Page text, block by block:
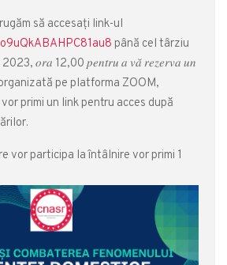
să accesaţi link-ul
până cel târziu
𝑜𝑟𝑎 12,00 𝑝𝑒𝑛𝑡𝑟𝑢 𝑎 𝑣𝑎̆ 𝑟𝑒𝑧𝑒𝑟𝑣𝑎 𝑢𝑛
pe platforma ZOOM,
primi un link pentru acces după
vor participa la întâlnire vor primi 1